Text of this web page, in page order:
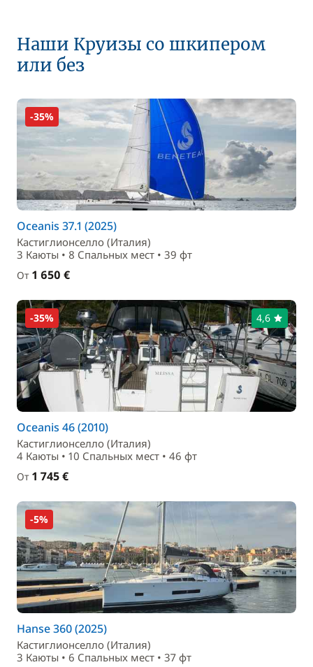
Наши Круизы со шкипером
или без
-35%
Oceanis 37.1 (2025)
Кастиглионселло (Италия)
3 Каюты • 8 Спальныx мест • 39 фт
От 1 650 €
-35% 4,6
Oceanis 46 (2010)
Кастиглионселло (Италия)
4 Каюты • 10 Спальныx мест • 46 фт
От 1 745 €
-5%
Hanse 360 (2025)
Кастиглионселло (Италия)
3 Каюты • 6 Спальныx мест • 37 фт